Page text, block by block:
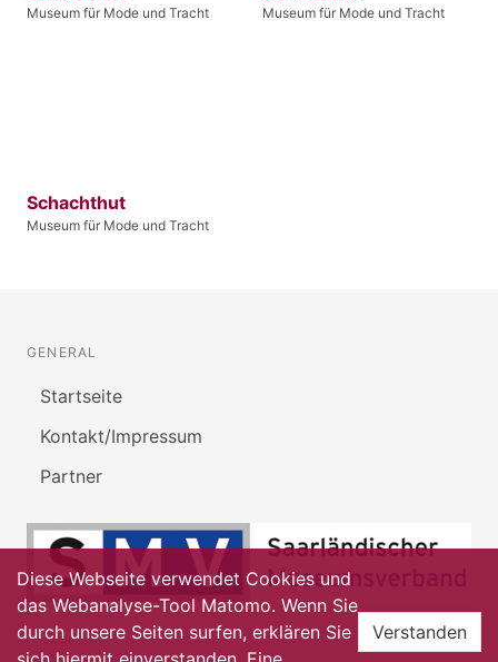
Museum für Mode und Tracht Museum für Mode und Tracht
Schachthut
Museum für Mode und Tracht
GENERAL
Startseite
Kontakt/Impressum
Partner
Diese Webseite verwendet Cookies und
das Webanalyse-Tool Matomo. Wenn Sie
durch unsere Seiten surfen, erklären Sie
Verstanden